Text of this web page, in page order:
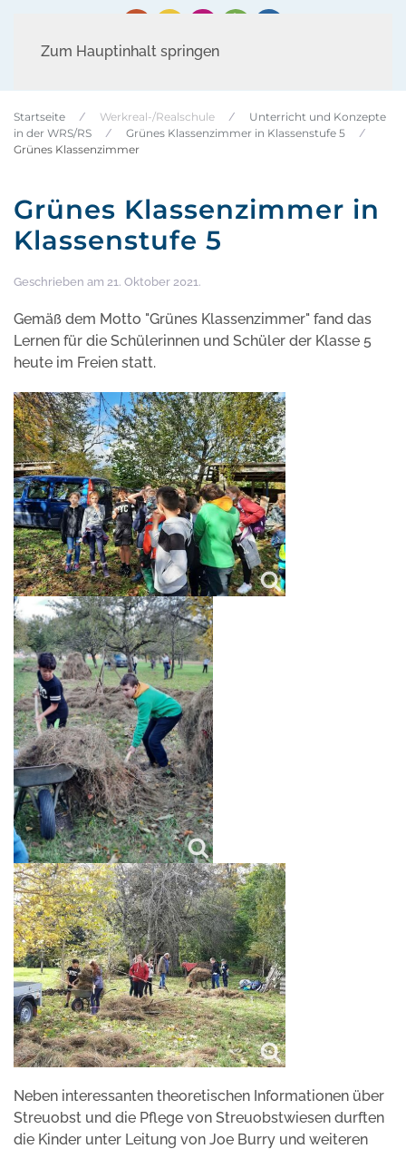
Zum Hauptinhalt springen
Startseite Werkreal-/Realschule
Unterricht und Konzepte
in der WRS/RS
Grünes Klassenzimmer in Klassenstufe 5
Grünes Klassenzimmer
Grünes Klassenzimmer in
Klassenstufe 5
Geschrieben am 21. Oktober 2021.
Gemäß dem Motto "Grünes Klassenzimmer" fand das
Lernen für die Schülerinnen und Schüler der Klasse 5
heute im Freien statt.
Neben interessanten theoretischen Informationen über
Streuobst und die Pflege von Streuobstwiesen durften
die Kinder unter Leitung von Joe Burry und weiteren